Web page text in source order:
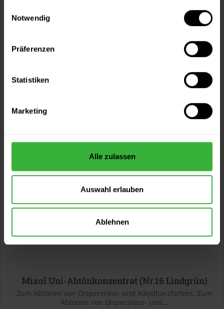
Notwendig
Präferenzen
Statistiken
Marketing
Alle zulassen
Auswahl erlauben
Ablehnen
Mixol Uni-Abtönkonzentrat (Nr.15 Olivgrün)
Zum Abtönen von Dispersions- und Alkydharzfarben. Zum
0,02 Liter 6,49 €
324,50 € / 1 Liter
144,95 € / 1 Liter
Mixol Uni-Abtönkonzentrat (Nr.16 Lindgrün)
Zum Abtönen von Dispersions- und Alkydharzfarben. Zum
Abtönen von Dispersions- und...